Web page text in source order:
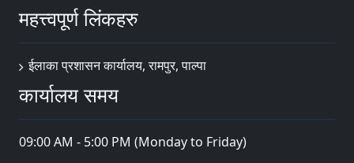
महत्त्वपूर्ण लिंकहरु
ईलाका प्रशासन कार्यालय, रामपुर, पाल्पा
कार्यालय समय
09:00 AM - 5:00 PM (Monday to Friday)